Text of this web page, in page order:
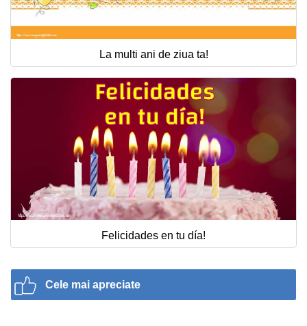
La multi ani de ziua ta!
Felicidades en tu día!
Cele mai apreciate